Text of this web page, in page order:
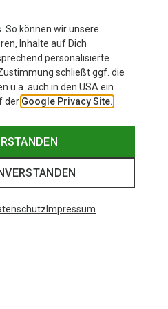
So können wir unsere
Inhalte auf Dich
personalisierte
schließt ggf. die
u.a. auch in den USA ein.
der Google Privacy Site.
Impressum